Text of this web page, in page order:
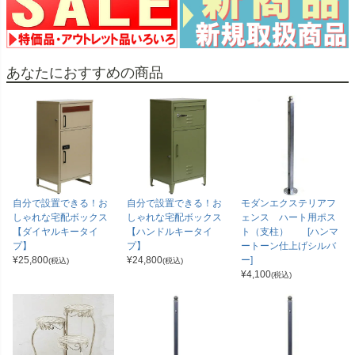
あなたにおすすめの商品
自分で設置できる！お
しゃれな宅配ボックス
【ダイヤルキータイ
プ】
¥25,800(税込)
自分で設置できる！お
しゃれな宅配ボックス
【ハンドルキータイ
プ】
¥24,800(税込)
モダンエクステリアフ
ェンス ハート用ポス
ト（支柱） [ハンマ
ートーン仕上げシルバ
ー]
¥4,100(税込)